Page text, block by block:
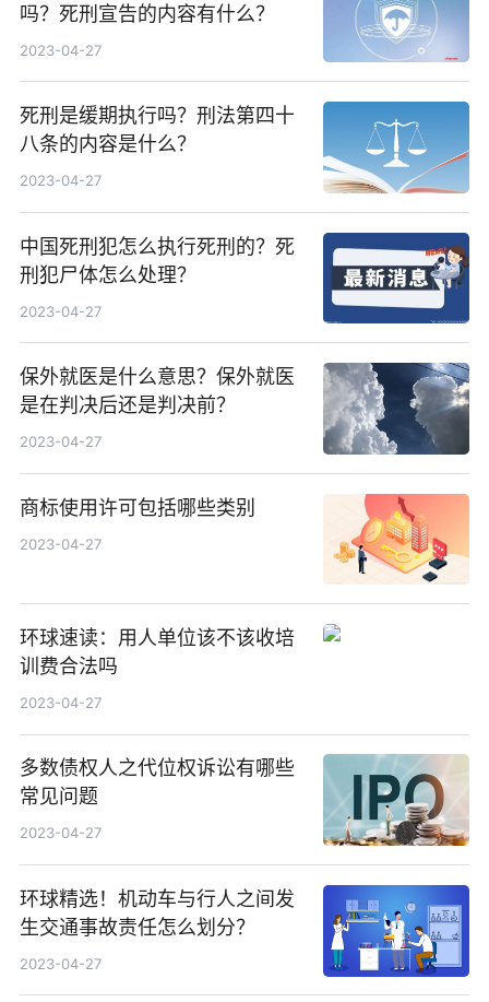
吗？死刑宣告的内容有什么？
2023-04-27
死刑是缓期执行吗？刑法第四十
八条的内容是什么？
2023-04-27
中国死刑犯怎么执行死刑的？死
刑犯尸体怎么处理？
2023-04-27
保外就医是什么意思？保外就医
是在判决后还是判决前？
2023-04-27
商标使用许可包括哪些类别
2023-04-27
环球速读：用人单位该不该收培
训费合法吗
2023-04-27
多数债权人之代位权诉讼有哪些
常见问题
2023-04-27
环球精选！机动车与行人之间发
生交通事故责任怎么划分？
2023-04-27